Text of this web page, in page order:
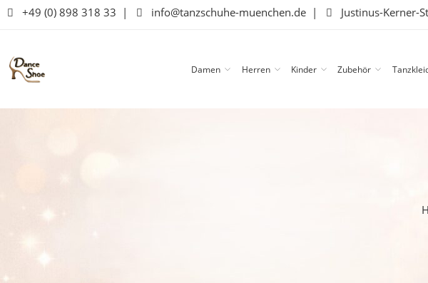
+49 (0) 898 318 33 | info@tanzschuhe-muenchen.de | Justinus-Kerner-
Damen Herren Kinder Zubehör